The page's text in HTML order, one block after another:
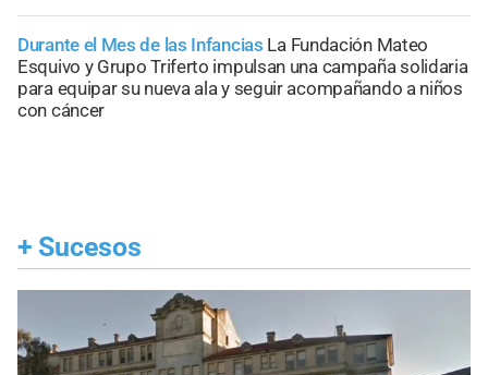
Durante el Mes de las Infancias La Fundación Mateo
Esquivo y Grupo Triferto impulsan una campaña solidaria
para equipar su nueva ala y seguir acompañando a niños
con cáncer
+ Sucesos